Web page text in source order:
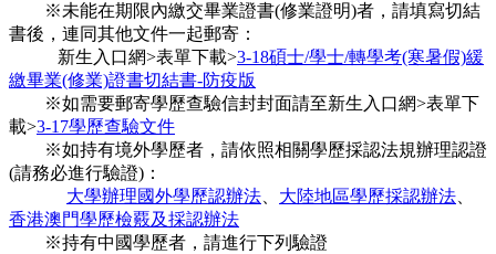
※未能在期限內繳交畢業證書(修業證明)者，請填寫切結
書後，連同其他文件一起郵寄：
新生入口網>表單下載>3-18碩士/學士/轉學考(寒暑假)緩
繳畢業(修業)證書切結書-防疫版
※如需要郵寄學歷查驗信封封面請至新生入口網>表單下
載>3-17學歷查驗文件
※如持有境外學歷者，請依照相關學歷採認法規辦理認證
(請務必進行驗證)：
大學辦理國外學歷認辦法
大陸地區學歷採認辦法
香港澳門學歷檢覈及採認辦法
※持有中國學歷者，請進行下列驗證